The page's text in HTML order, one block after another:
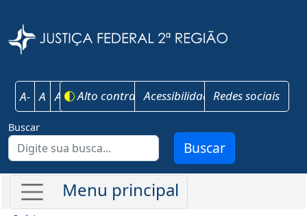
A- A A+ Alto contrasteAcessibilidadeRedes sociais
Buscar
Buscar